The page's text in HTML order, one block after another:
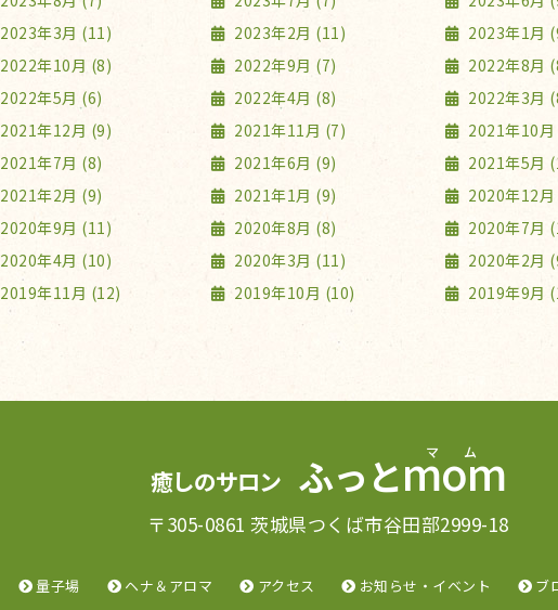
2023年3月 (11) 2023年2月 (11) 2023年1月
2022年10月 (8) 2022年9月 (7) 2022年8月
2022年5月 (6) 2022年4月 (8) 2022年3月
2021年12月 (9) 2021年11月 (7) 2021年10
2021年7月 (8) 2021年6月 (9) 2021年5月
2021年2月 (9) 2021年1月 (9) 2020年12
2020年9月 (11) 2020年8月 (8) 2020年7月
2020年4月 (10) 2020年3月 (11) 2020年2月
2019年11月 (12) 2019年10月 (10) 2019年9月
癒しのサロン ふっとmom
〒305-0861 茨城県つくば市谷田部2999-18
量子場 ヘナ＆アロマ アクセス お知らせ・イベント ブ